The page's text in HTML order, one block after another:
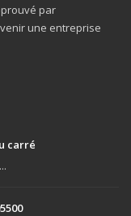
par
une entreprise
carré